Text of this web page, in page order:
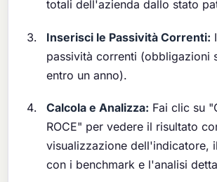
totali dell'azienda dallo stato
Inserisci le Passività Correnti:
passività correnti (obbligazioni
entro un anno).
Calcola e Analizza: Fai clic su
ROCE" per vedere il risultato
visualizzazione dell'indicatore,
con i benchmark e l'analisi